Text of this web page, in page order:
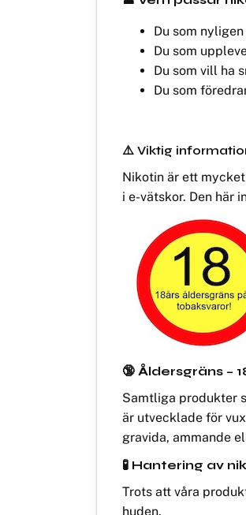
Du som
Du som
Du som vill ha
Du som
⚠️ Viktig
Nikotin är ett
i e-vätskor. Den här
🔞 Åldersgräns –
Samtliga produkter
är utvecklade för
gravida, ammande
🧪 Hantering av
Trots att våra
huden.